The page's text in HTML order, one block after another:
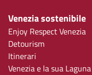
Venezia sostenibile
Enjoy Respect Venezia
Detourism
Itinerari
Venezia e la sua Laguna